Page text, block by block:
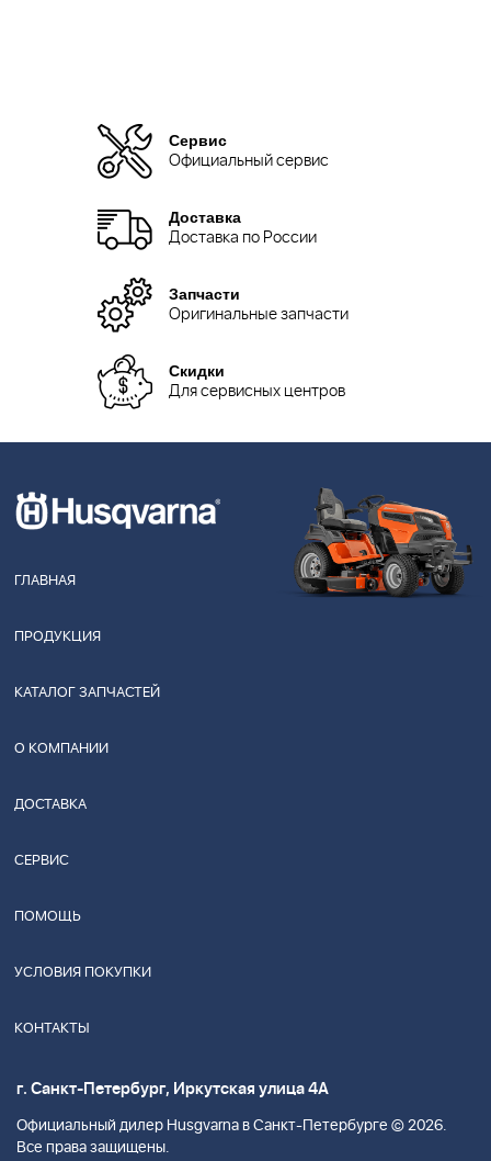
Сервис
Официальный сервис
Доставка
Доставка по России
Запчасти
Оригинальные запчасти
Скидки
Для сервисных центров
ГЛАВНАЯ
ПРОДУКЦИЯ
КАТАЛОГ ЗАПЧАСТЕЙ
О КОМПАНИИ
ДОСТАВКА
СЕРВИС
ПОМОЩЬ
УСЛОВИЯ ПОКУПКИ
КОНТАКТЫ
г. Санкт-Петербург, Иркутская улица 4А
Официальный дилер Husgvarna в Санкт-Петербурге © 2026.
Все права защищены.